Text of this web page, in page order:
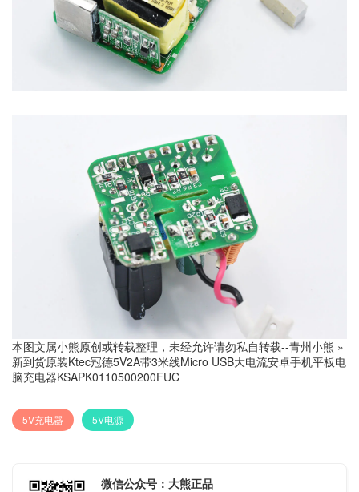
本图文属小熊原创或转载整理，未经允许请勿私自转载--青州小熊 »
新到货原装Ktec冠德5V2A带3米线Micro USB大电流安卓手机平板电
脑充电器KSAPK0110500200FUC
5V充电器 5V电源
微信公众号：大熊正品